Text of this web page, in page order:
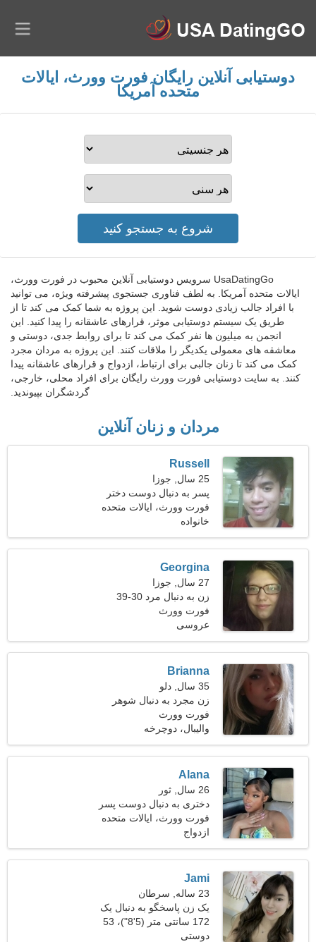
دوستیابی آنلاین رایگان فورت وورث، ایالات
متحده آمریکا
UsaDatingGo سرویس دوستیابی آنلاین محبوب در فورت وورث،
ایالات متحده آمریکا. به لطف فناوری جستجوی پیشرفته ویژه، می توانید
با افراد جالب زیادی دوست شوید. این پروژه به شما کمک می کند تا از
طریق یک سیستم دوستیابی موثر، قرارهای عاشقانه را پیدا کنید. این
انجمن به میلیون ها نفر کمک می کند تا برای روابط جدی، دوستی و
معاشقه های معمولی یکدیگر را ملاقات کنند. این پروژه به مردان مجرد
کمک می کند تا زنان جالبی برای ارتباط، ازدواج و قرارهای عاشقانه پیدا
کنند. به سایت دوستیابی فورت وورث رایگان برای افراد محلی، خارجی،
گردشگران بپیوندید.
مردان و زنان آنلاین
Russell
25 سال, جوزا
پسر به دنبال دوست دختر
است 23-28
فورت وورث، ایالات متحده
آمریکا
خانواده
Georgina
27 سال, جوزا
زن به دنبال مرد 30-39
فورت وورث
عروسی
Brianna
35 سال, دلو
زن مجرد به دنبال شوهر
فورت وورث
والیبال، دوچرخه
Alana
26 سال, ثور
دختری به دنبال دوست پسر
فورت وورث، ایالات متحده
آمریکا
ازدواج
Jami
23 ساله, سرطان
یک زن پاسخگو به دنبال یک
مرد است
172 سانتی متر (5'8")، 53
کیلوگرم (116 پوند)
دوستی